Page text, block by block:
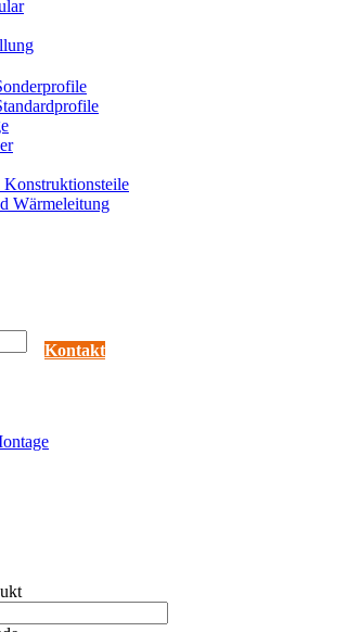
Konstruktionsteile
Wärmeleitung
Kontakt